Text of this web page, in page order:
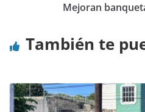
Mejoran
También te